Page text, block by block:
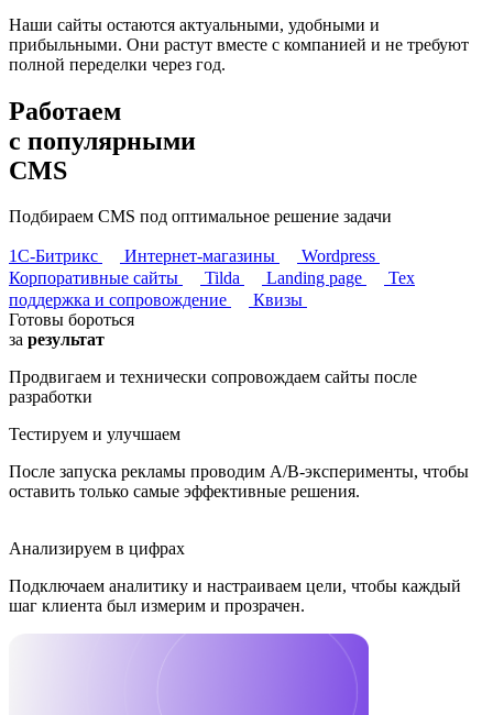
Наши сайты остаются актуальными, удобными и
прибыльными. Они растут вместе с компанией и не требуют
полной переделки через год.
Работаем
с популярными
CMS
Подбираем CMS под оптимальное решение задачи
1С-Битрикс Интернет-магазины
Wordpress
Корпоративные сайты
Tilda Landing page
Тех
поддержка и сопровождение
Квизы
Готовы бороться
за результат
Продвигаем и технически сопровождаем сайты после
разработки
Тестируем и улучшаем
После запуска рекламы проводим A/B-эксперименты, чтобы
оставить только самые эффективные решения.
Анализируем в цифрах
Подключаем аналитику и настраиваем цели, чтобы каждый
шаг клиента был измерим и прозрачен.